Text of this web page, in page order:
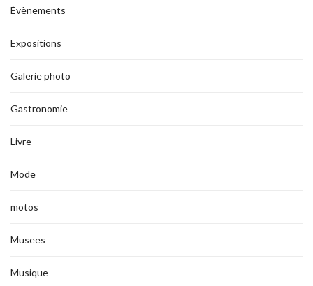
Évènements
Expositions
Galerie photo
Gastronomie
Livre
Mode
motos
Musees
Musique